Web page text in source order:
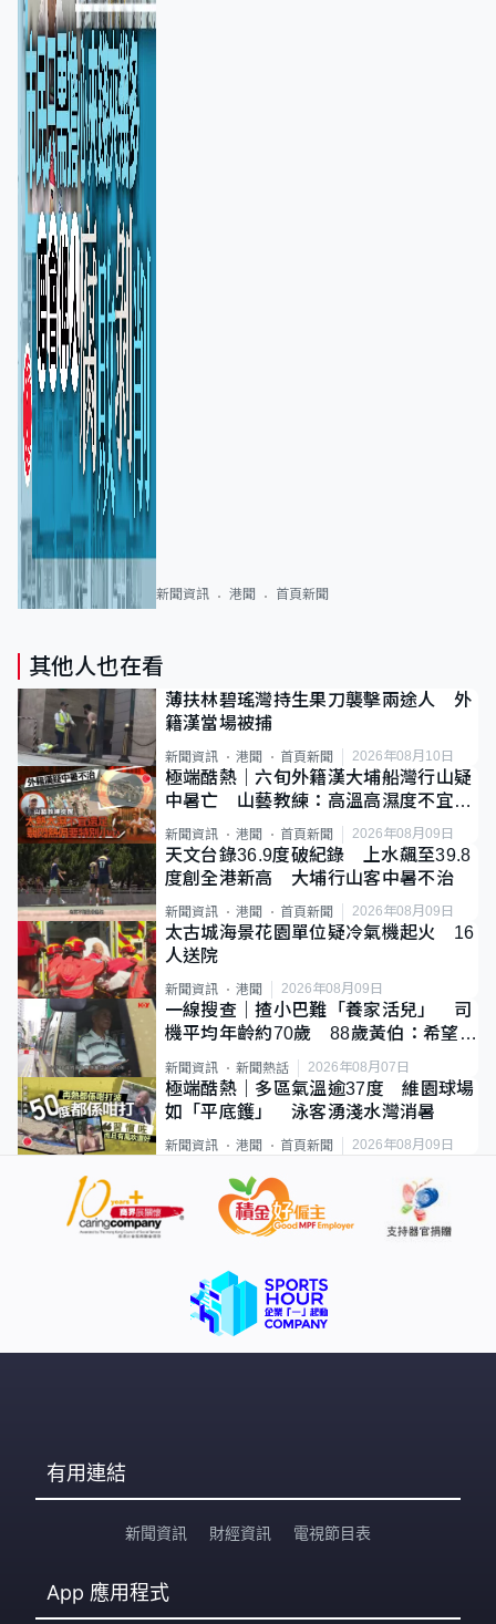
新聞資訊 港聞 首頁新聞
其他人也在看
薄扶林碧瑤灣持生果刀襲擊兩途人 外
籍漢當場被捕
新聞資訊 港聞 首頁新聞 2026年08月10日
極端酷熱｜六旬外籍漢大埔船灣行山疑
中暑亡 山藝教練：高溫高濕度不宜遠
足
新聞資訊 港聞 首頁新聞 2026年08月09日
天文台錄36.9度破紀錄 上水飆至39.8
度創全港新高 大埔行山客中暑不治
新聞資訊 港聞 首頁新聞 2026年08月09日
太古城海景花園單位疑冷氣機起火 16
人送院
新聞資訊 港聞 2026年08月09日
一線搜查｜揸小巴難「養家活兒」 司
機平均年齡約70歲 88歲黃伯：希望一
直揸落去
新聞資訊 新聞熱話 2026年08月07日
極端酷熱｜多區氣溫逾37度 維園球場
如「平底鑊」 泳客湧淺水灣消暑
新聞資訊 港聞 首頁新聞 2026年08月09日
有用連結
新聞資訊 財經資訊 電視節目表
App 應用程式